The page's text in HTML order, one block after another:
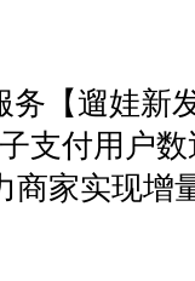
务【遛娃新
支付用户
商家实现增